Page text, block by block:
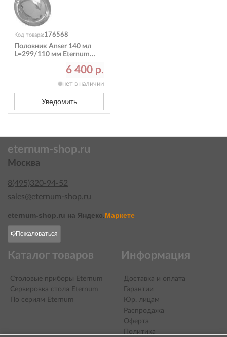
Код товара:176568
Половник Anser 140 мл
L=299/110 мм Eternum
6 400 р.
нет в наличии
Уведомить
eternum-shop.ru
Москва
8(495)320-94-52
sales@eternum-shop.ru
eternum-shop.ru на Яндекс.Маркете
Пожаловаться
Каталог товаров
Столовые приборы Eternum
Сервировка стола Eternum
По сериям Eternum
Информация
Доставка и оплата
Гарантии
Юр. лицам
Распродажа
Оферта
Политика